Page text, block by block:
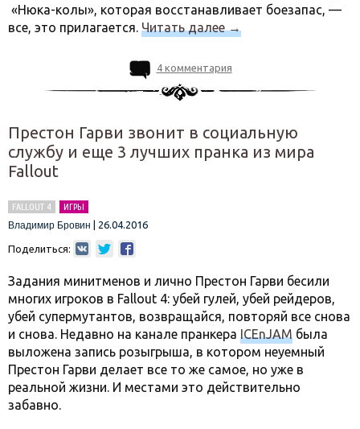
«Нюка-колы», которая восстанавливает боезапас, —
все, это прилагается. Читать далее→
4 комментария
Престон Гарви звонит в социальную
службу и еще 3 лучших пранка из мира
Fallout
FALLOUT 4
ИГРЫ
Владимир Бровин
26.04.2016
Поделиться:
Задания минитменов и лично Престон Гарви бесили
многих игроков в Fallout 4: убей гулей, убей рейдеров,
убей супермутантов, возвращайся, повторяй все снова
и снова. Недавно на канале пранкера ICEnJAM была
выложена запись розыгрыша, в котором неуемный
Престон Гарви делает все то же самое, но уже в
реальной жизни. И местами это действительно
забавно.